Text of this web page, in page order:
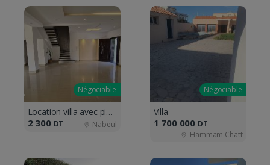
Négociable
Location villa avec piscine a afh 2
2 300 DT Nabeul
Négociable
Villa
1 700 000 DT
Hammam Chatt